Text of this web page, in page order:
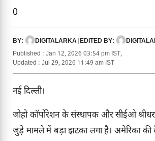
0
BY: DIGITALARKA EDITED BY:
Published : Jan 12, 2026 03:54 pm IST,
Updated : Jul 29, 2026 11:49 am IST
नई दिल्ली।
जोहो कॉर्पोरेशन के संस्थापक और सीईओ
जुड़े मामले में बड़ा झटका लगा है। अमेरिका की